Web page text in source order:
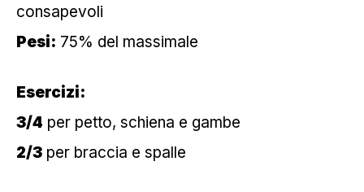
consapevoli
Pesi: 75% del massimale
Esercizi:
3/4 per petto, schiena e gambe
2/3 per braccia e spalle